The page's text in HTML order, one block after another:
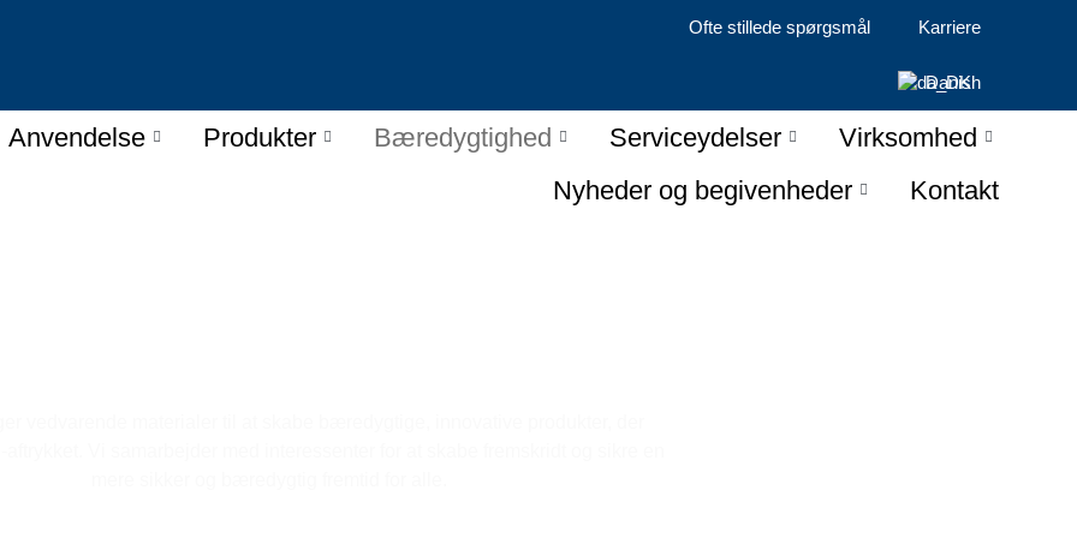
Ofte stillede spørgsmål Karriere
Danish
Anvendelse Produkter Bæredygtighed Serviceydelser
Virksomhed
Nyheder og begivenheder
Kontakt